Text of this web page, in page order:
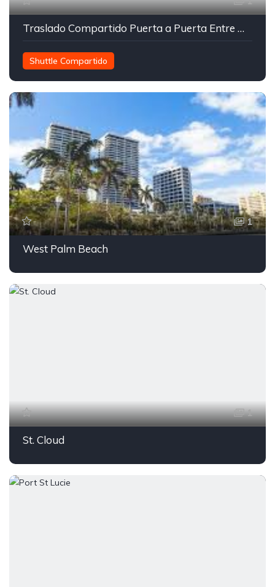
Traslado Compartido Puerta a Puerta Entre Miami y Orlando
Shuttle Compartido
Transporte privado
Traslados Compartidos
1
West Palm Beach
1
St. Cloud